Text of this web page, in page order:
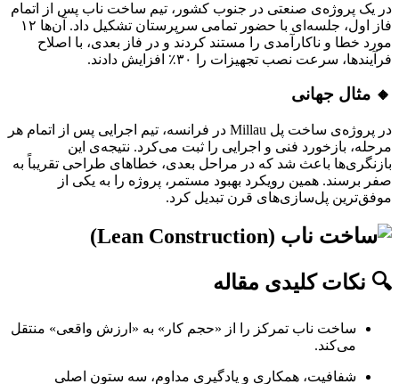
در یک پروژه‌ی صنعتی در جنوب کشور، تیم ساخت ناب پس از اتمام
فاز اول، جلسه‌ای با حضور تمامی سرپرستان تشکیل داد. آن‌ها ۱۲
مورد خطا و ناکارآمدی را مستند کردند و در فاز بعدی، با اصلاح
فرآیندها، سرعت نصب تجهیزات را ۳۰٪ افزایش دادند.
🔸 مثال جهانی
در پروژه‌ی ساخت پل Millau در فرانسه، تیم اجرایی پس از اتمام هر
مرحله، بازخورد فنی و اجرایی را ثبت می‌کرد. نتیجه‌ی این
بازنگری‌ها باعث شد که در مراحل بعدی، خطاهای طراحی تقریباً به
صفر برسند. همین رویکرد بهبود مستمر، پروژه را به یکی از
موفق‌ترین پل‌سازی‌های قرن تبدیل کرد.
🔍 نکات کلیدی مقاله
ساخت ناب تمرکز را از «حجم کار» به «ارزش واقعی» منتقل
می‌کند.
شفافیت، همکاری و یادگیری مداوم، سه ستون اصلی